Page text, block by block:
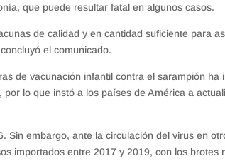
que puede resultar fatal en algunos casos.
de calidad y en cantidad suficiente para
el comunicado.
de vacunación infantil contra el sarampión ha
lo que instó a los países de América a
Sin embargo, ante la circulación del virus en
importados entre 2017 y 2019, con los brotes